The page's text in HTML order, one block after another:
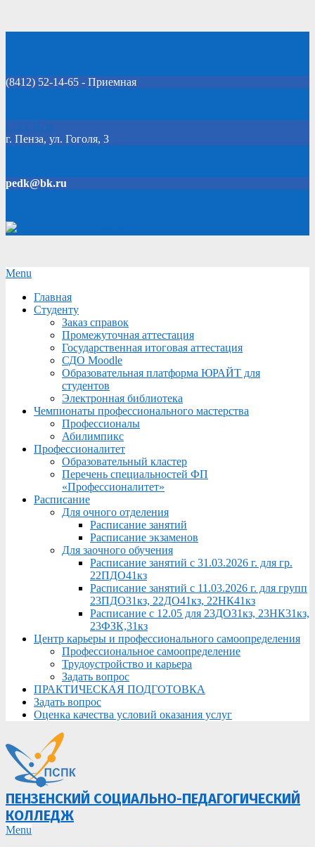
(8412) 52-14-65 - Приемная
Click Here
г. Пенза, ул. Гоголя, 3
pedk@bk.ru
Secondary
Menu
Menu
Главная
Студенту
Заказ справок
Промежуточная аттестация
Государственная итоговая аттестация
СДО Moodle
Образовательная платформа ЮРАЙТ для
студентов
Электронная библиотека
Чемпионаты профессионального мастерства
Профессионалы
Абилимпикс
Профессионалитет
Образовательный кластер
Перечень специальностей ФП
«Профессионалитет»
Расписание
Для очного отделения
Расписание занятий
Расписание экзаменов
Для заочного обучения
Расписание занятий с 31.03.2026 г. для гр.
22ПДО41кз
Расписание занятий с 11.03.2026 г. для групп
23ПДО31кз, 22ДО41кз, 22НК41кз
Расписание с 12.05 для 23ДО31кз, 23НК31кз,
23ФЗК,31кз
Центр карьеры и профессионального самоопределения
Профессиональное самоопределение
Трудоустройство и карьера
Задать вопрос
ПРАКТИЧЕСКАЯ ПОДГОТОВКА
Задать вопрос
Оценка качества условий оказания услуг
ПЕНЗЕНСКИЙ СОЦИАЛЬНО-ПЕДАГОГИЧЕСКИЙ
КОЛЛЕДЖ
Primary
Menu